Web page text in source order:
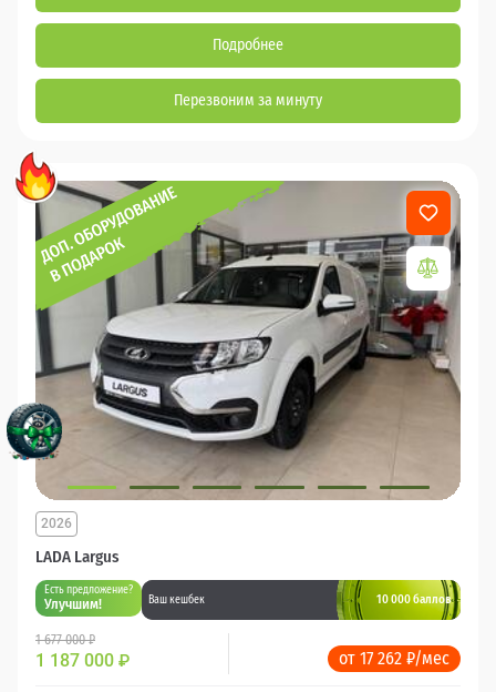
Подробнее
Перезвоним за минуту
LADA Largus
2026
Есть предложение?
Улучшим! Ваш кешбек 10 000 баллов
1 677 000 ₽
1 187 000 ₽ от 17 262 ₽/мес